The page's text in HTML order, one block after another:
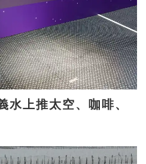
水上推太空、咖啡、